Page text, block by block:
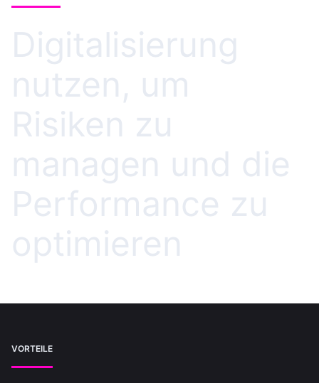
Digitalisierung
nutzen, um
Risiken zu
managen und die
Performance zu
optimieren
VORTEILE